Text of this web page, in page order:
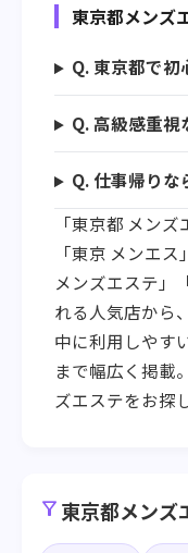
東京都メンズ
Q. 東京都で初
Q. 高級感重視
Q. 仕事帰りな
「東京都 メン
「東京 メンエ
メンズエステ」
れる人気店から
中に利用しやす
まで幅広く掲載
ズエステをお探
filter_alt 東京都メンズ